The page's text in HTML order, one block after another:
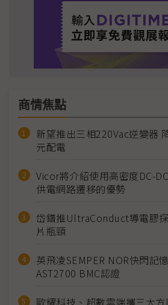
商情焦點
新望推出三相220Vac逆變器
元配電
Vicor將介紹使用高密度DC-
供電網路遷移的優勢
岱鐠推UltraConduct導電膠
片瓶頸
英飛凌SEMPER NOR快閃記
AST2700 BMC認證